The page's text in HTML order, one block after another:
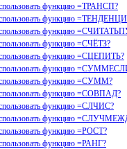
функцию =ТРАНСП?
функцию
функцию
функцию =СЧЁТЗ?
функцию =СЦЕПИТЬ?
функцию
функцию =СУММ?
функцию =СОВПАД?
функцию =СЛЧИС?
функцию
функцию =РОСТ?
функцию =РАНГ?